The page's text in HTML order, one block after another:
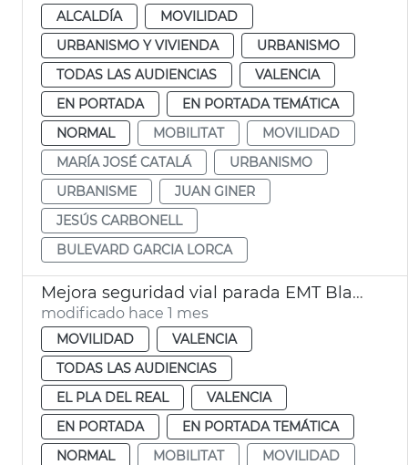
ALCALDÍA
MOVILIDAD
URBANISMO Y VIVIENDA
URBANISMO
TODAS LAS AUDIENCIAS
VALENCIA
EN PORTADA
EN PORTADA TEMÁTICA
NORMAL
MOBILITAT
MOVILIDAD
MARÍA JOSÉ CATALÁ
URBANISMO
URBANISME
JUAN GINER
JESÚS CARBONELL
BULEVARD GARCIA LORCA
Mejora seguridad vial parada EMT Blasco Ibáñez Cronista Almela i Vives
modificado hace 1 mes
MOVILIDAD
VALENCIA
TODAS LAS AUDIENCIAS
EL PLA DEL REAL
VALENCIA
EN PORTADA
EN PORTADA TEMÁTICA
NORMAL
MOBILITAT
MOVILIDAD